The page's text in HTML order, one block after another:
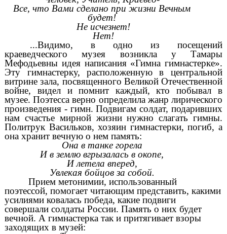
Все, что Вами сделано при жизни Вечным
будет!
Не исчезнет!
Нет!
...Видимо, в одно из посещений
краеведческого музея возникла у Тамары
Мефодьевны идея написания «Гимна гимнастерке».
Эту гимнастерку, расположенную в центральной
витрине зала, посвященного Великой Отечественной
войне, видел и помнит каждый, кто побывал в
музее. Поэтесса верно определила жанр лирического
произведения - гимн. Подвигам солдат, подаривших
нам счастье мирной жизни нужно слагать гимны.
Политрук Васильков, хозяин гимнастерки, погиб, а
она хранит вечную о нем память:
Она в танке горела
И в землю вгрызалась в окопе,
И летела вперед,
Увлекая бойцов за собой.
Прием метонимии, использованный
поэтессой, помогает читающим представить, какими
усилиями ковалась победа, какие подвиги
совершали солдаты России. Память о них будет
вечной. А гимнастерка так и притягивает взоры
заходящих в музей: